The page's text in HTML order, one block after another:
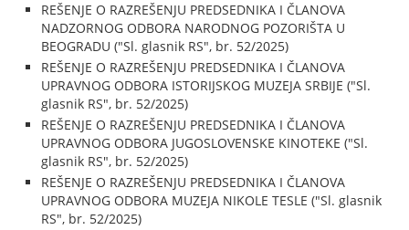
REŠENJE O RAZREŠENJU PREDSEDNIKA I ČLANOVA
NADZORNOG ODBORA NARODNOG POZORIŠTA U
BEOGRADU ("Sl. glasnik RS", br. 52/2025)
REŠENJE O RAZREŠENJU PREDSEDNIKA I ČLANOVA
UPRAVNOG ODBORA ISTORIJSKOG MUZEJA SRBIJE ("Sl.
glasnik RS", br. 52/2025)
REŠENJE O RAZREŠENJU PREDSEDNIKA I ČLANOVA
UPRAVNOG ODBORA JUGOSLOVENSKE KINOTEKE ("Sl.
glasnik RS", br. 52/2025)
REŠENJE O RAZREŠENJU PREDSEDNIKA I ČLANOVA
UPRAVNOG ODBORA MUZEJA NIKOLE TESLE ("Sl. glasnik
RS", br. 52/2025)